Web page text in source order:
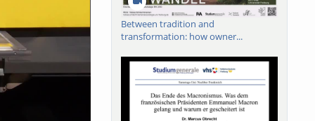
Between tradition and
transformation: how owner...